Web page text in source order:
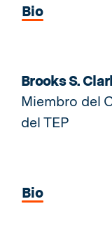
Bio
Brooks S.
Miembro del
del TEP
Bio